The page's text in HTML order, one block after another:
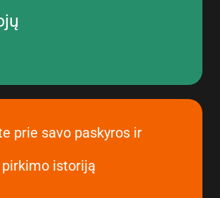
prie savo paskyros ir
istoriją